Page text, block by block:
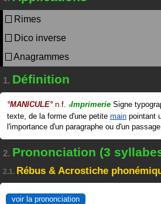
Rimes
Dico inverse
Anagrammes
1. Définition
°MANICULE° n.f. #Imprimerie Signe
texte, de la forme d'une petite main pointant
l'importance d'un paragraphe ou d'un
2. Prononciation (3
2.1. Rébus & Acrostiche
voir la prononciation